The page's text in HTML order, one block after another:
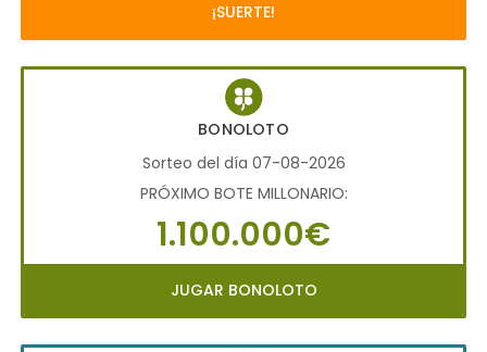
¡SUERTE!
BONOLOTO
Sorteo del día 07-08-2026
PRÓXIMO BOTE MILLONARIO:
1.100.000€
JUGAR BONOLOTO